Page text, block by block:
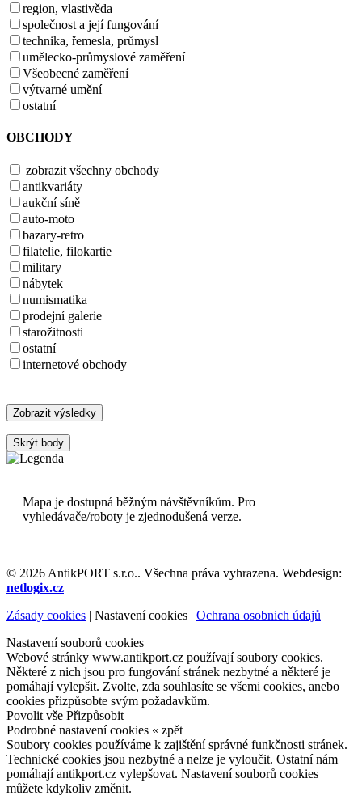
region, vlastivěda
společnost a její fungování
technika, řemesla, průmysl
umělecko-průmyslové zaměření
Všeobecné zaměření
výtvarné umění
ostatní
OBCHODY
zobrazit všechny obchody
antikvariáty
aukční síně
auto-moto
bazary-retro
filatelie, filokartie
military
nábytek
numismatika
prodejní galerie
starožitnosti
ostatní
internetové obchody
Zobrazit výsledky
Skrýt body
Mapa je dostupná běžným návštěvníkům. Pro
vyhledávače/roboty je zjednodušená verze.
© 2026 AntikPORT s.r.o.. Všechna práva vyhrazena. Webdesign:
netlogix.cz
Zásady cookies | Nastavení cookies | Ochrana osobnich údajů
Nastavení souborů cookies
Webové stránky www.antikport.cz používají soubory cookies.
Některé z nich jsou pro fungování stránek nezbytné a některé je
pomáhají vylepšit. Zvolte, zda souhlasíte se všemi cookies, anebo
cookies přizpůsobte svým požadavkům.
Povolit vše Přizpůsobit
Podrobné nastavení cookies « zpět
Soubory cookies používáme k zajištění správné funkčnosti stránek.
Technické cookies jsou nezbytné a nelze je vyloučit. Ostatní nám
pomáhají antikport.cz vylepšovat. Nastavení souborů cookies
můžete kdykoliv změnit.